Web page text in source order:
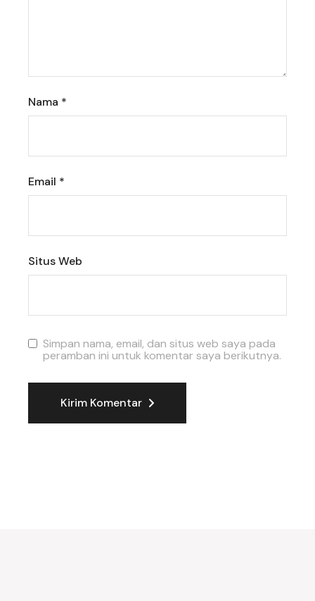
Nama *
Email *
Situs Web
Simpan nama, email, dan situs web saya pada
peramban ini untuk komentar saya berikutnya.
Kirim Komentar